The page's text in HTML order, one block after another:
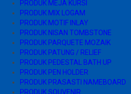
PRODUK MEJA KURSI
PRODUK MIX LOGAM
PRODUK MOTIF INLAY
PRODUK NISAN TOMBSTONE
PRODUK PARQUETE MOZAIK
PRODUK PATUNG / RELIEF
PRODUK PEDESTAL BATH UP
PRODUK PEN HOLDER
PRODUK PRASASTI NAMEBOARD
PRODUK SOUVENIR